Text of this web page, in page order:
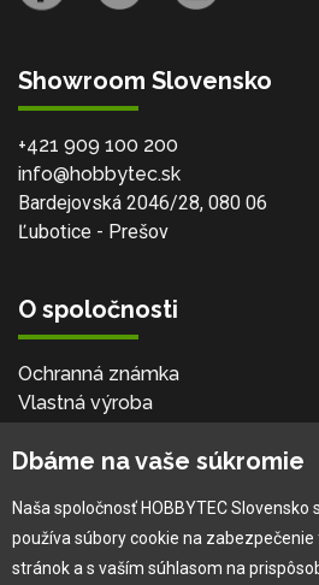
Showroom Slovensko
+421 909 100 200
info@hobbytec.sk
Bardejovská 2046/28, 080 06
Ľubotice - Prešov
O spoločnosti
Ochranná známka
Vlastná výroba
Kontaktné údaje
Kariéra
Dbáme na vaše súkromie
Naša spoločnosť HOBBYTEC Slovensko
používa súbory cookie na
stránok a s vaším súhlasom na